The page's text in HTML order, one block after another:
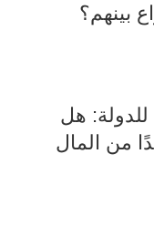
بينهم؟
للدولة: هل
من المال